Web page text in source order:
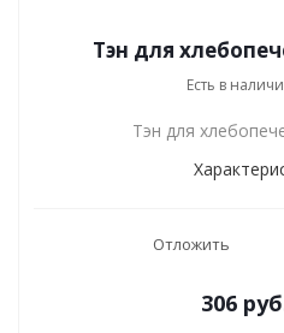
Тэн для
Есть в
Тэн для
Отложить
306